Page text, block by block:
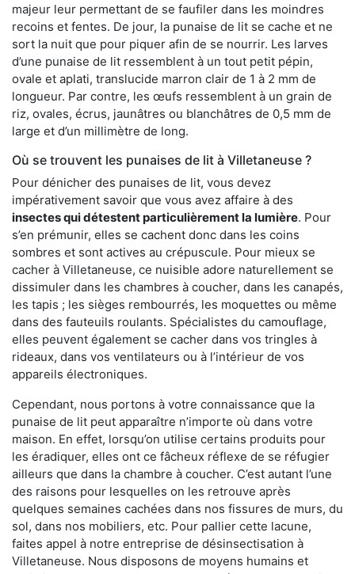
majeur leur permettant de se faufiler dans les moindres
recoins et fentes. De jour, la punaise de lit se cache et ne
sort la nuit que pour piquer afin de se nourrir. Les larves
d’une punaise de lit ressemblent à un tout petit pépin,
ovale et aplati, translucide marron clair de 1 à 2 mm de
longueur. Par contre, les œufs ressemblent à un grain de
riz, ovales, écrus, jaunâtres ou blanchâtres de 0,5 mm de
large et d’un millimètre de long.
Où se trouvent les punaises de lit à Villetaneuse ?
Pour dénicher des punaises de lit, vous devez
impérativement savoir que vous avez affaire à des
insectes qui détestent particulièrement la lumière. Pour
s’en prémunir, elles se cachent donc dans les coins
sombres et sont actives au crépuscule. Pour mieux se
cacher à Villetaneuse, ce nuisible adore naturellement se
dissimuler dans les chambres à coucher, dans les canapés,
les tapis ; les sièges rembourrés, les moquettes ou même
dans des fauteuils roulants. Spécialistes du camouflage,
elles peuvent également se cacher dans vos tringles à
rideaux, dans vos ventilateurs ou à l’intérieur de vos
appareils électroniques.
Cependant, nous portons à votre connaissance que la
punaise de lit peut apparaître n’importe où dans votre
maison. En effet, lorsqu’on utilise certains produits pour
les éradiquer, elles ont ce fâcheux réflexe de se réfugier
ailleurs que dans la chambre à coucher. C’est autant l’une
des raisons pour lesquelles on les retrouve après
quelques semaines cachées dans nos fissures de murs, du
sol, dans nos mobiliers, etc. Pour pallier cette lacune,
faites appel à notre entreprise de désinsectisation à
Villetaneuse. Nous disposons de moyens humains et